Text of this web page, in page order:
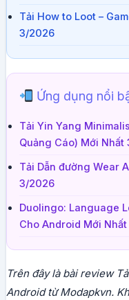
Tải How to Loot –
3/2026
Ứng dụng nổi
Tải Yin Yang
Quảng Cáo) Mới Nhất
Tải Dẫn đường Wear
3/2026
Duolingo: Language
Cho Android Mới
Trên đây là bài review
Android từ Modapkvn.